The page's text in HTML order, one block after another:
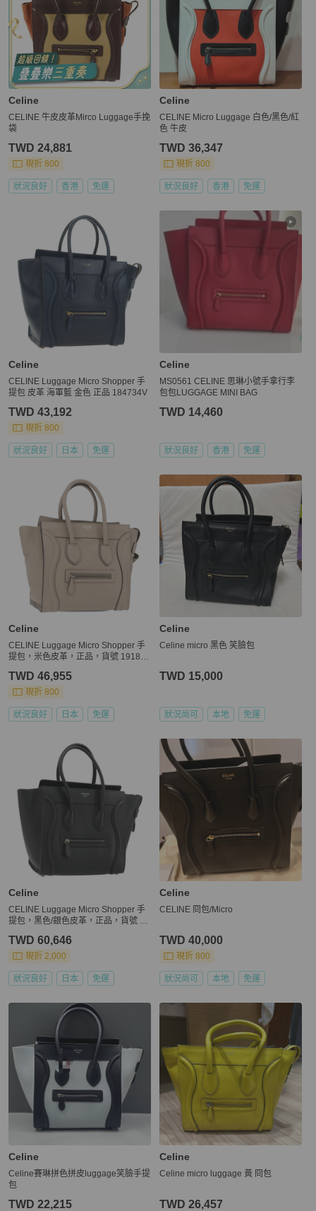
Celine
CELINE 牛皮皮革Mirco Luggage手挽
袋
TWD 24,881
現折 800
狀況良好 香港 免運
Celine
CELINE Micro Luggage 白色/黑色/紅
色 牛皮
TWD 36,347
現折 800
狀況良好 香港 免運
Celine
CELINE Luggage Micro Shopper 手
提包 皮革 海軍藍 金色 正品 184734V
TWD 43,192
現折 800
狀況良好 日本 免運
Celine
MS0561 CELINE 思琳小號手拿行李
包包LUGGAGE MINI BAG
TWD 14,460
狀況良好 香港 免運
Celine
CELINE Luggage Micro Shopper 手
提包，米色皮革，正品，貨號 191824
TWD 46,955
現折 800
狀況良好 日本 免運
Celine
Celine micro 黑色 笑臉包
TWD 15,000
狀況尚可 本地 免運
Celine
CELINE Luggage Micro Shopper 手
提包，黑色/銀色皮革，正品，貨號 18
TWD 60,646
現折 2,000
狀況良好 日本 免運
Celine
CELINE 冏包/Micro
TWD 40,000
現折 800
狀況尚可 本地 免運
Celine
Celine賽琳拼色拼皮luggage笑臉手提
包
TWD 22,215
Celine
Celine micro luggage 黃 冏包
TWD 26,457